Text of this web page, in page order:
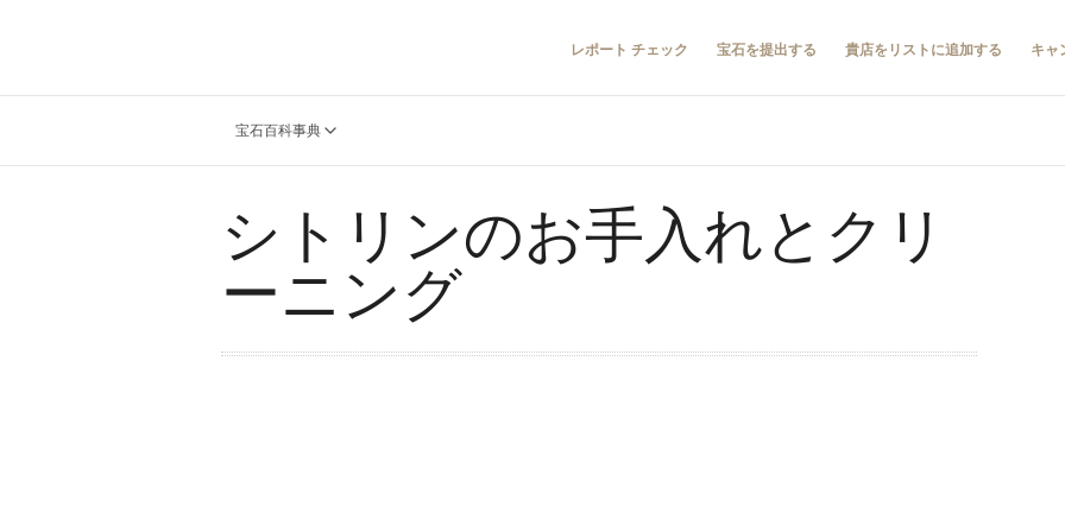
レポート チェック 宝石を提出する 貴店をリストに追加する キャ
宝石百科事典
シトリンのお手入れとクリ
ーニング